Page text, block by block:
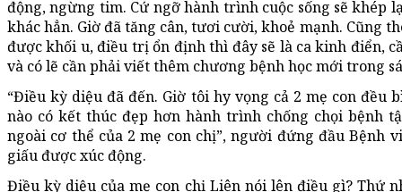
động, ngừng tim. Cứ ngỡ hành trình cuộc sống sẽ khép
khác hẳn. Giờ đã tăng cân, tươi cười, khoẻ mạnh. Cũng
được khối u, điều trị ổn định thì đây sẽ là ca kinh điển,
và có lẽ cần phải viết thêm chương bệnh học mới trong
“Điều kỳ diệu đã đến. Giờ tôi hy vọng cả 2 mẹ con đều
nào có kết thúc đẹp hơn hành trình chống chọi bệnh
ngoài cơ thể của 2 mẹ con chị”, người đứng đầu Bệnh
giấu được xúc động.
Điều kỳ diệu của mẹ con chị Liên nói lên điều gì? Thứ